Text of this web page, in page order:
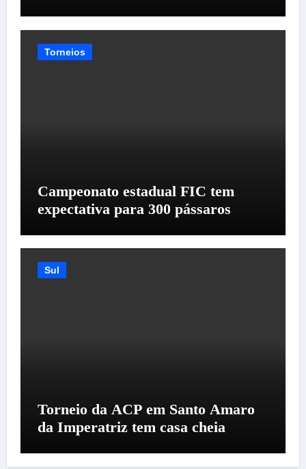
Torneios
Campeonato estadual FIC tem
expectativa para 300 pássaros
Sul
Torneio da ACP em Santo Amaro
da Imperatriz tem casa cheia